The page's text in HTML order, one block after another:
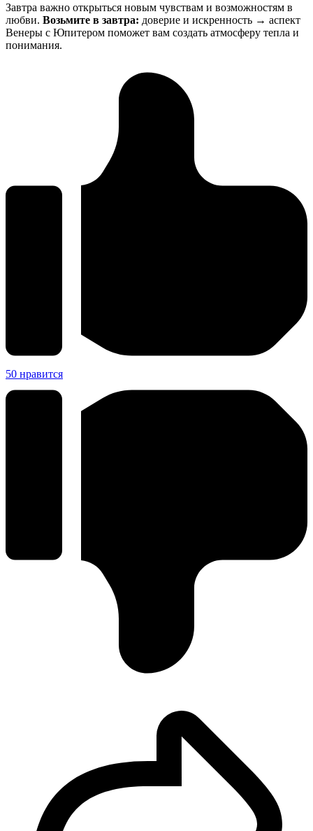
Завтра важно открыться новым чувствам и возможностям в
любви. Возьмите в завтра: доверие и искренность → аспект
Венеры с Юпитером поможет вам создать атмосферу тепла и
понимания.
50 нравится